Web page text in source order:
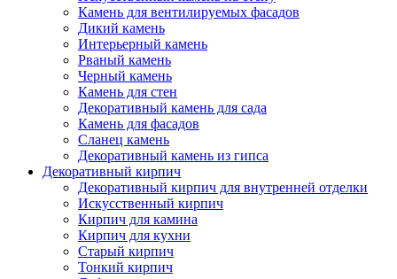
Камень для вентилируемых фасадов
Дикий камень
Интерьерный камень
Рваный камень
Черный камень
Камень для стен
Декоративный камень для сада
Камень для фасадов
Сланец камень
Декоративный камень из гипса
Декоративный кирпич
Декоративный кирпич для внутренней отделки
Искусственный кирпич
Кирпич для камина
Кирпич для кухни
Старый кирпич
Тонкий кирпич